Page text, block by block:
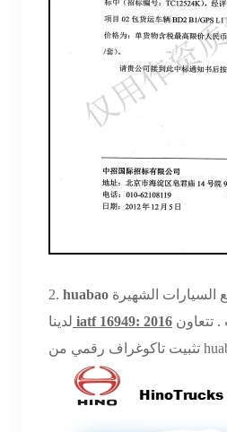
2. huabao السيارات الشهيرة
لدينا iatf 16949: 2016